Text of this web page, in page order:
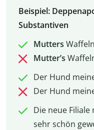
Beispiel:
Substantiven
Mutters
Mutter’s
Der Hund
Der Hund
Die neue Filiale
sehr schön